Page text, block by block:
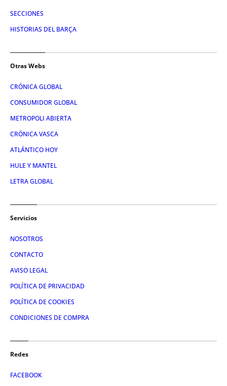
SECCIONES
HISTORIAS DEL BARÇA
Otras Webs
CRÓNICA GLOBAL
CONSUMIDOR GLOBAL
METROPOLI ABIERTA
CRÓNICA VASCA
ATLÁNTICO HOY
HULE Y MANTEL
LETRA GLOBAL
Servicios
NOSOTROS
CONTACTO
AVISO LEGAL
POLÍTICA DE PRIVACIDAD
POLÍTICA DE COOKIES
CONDICIONES DE COMPRA
Redes
FACEBOOK